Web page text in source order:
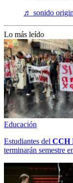
♬ sonido
Lo más leído
Educación
Estudiantes del CCH
terminarán semestre